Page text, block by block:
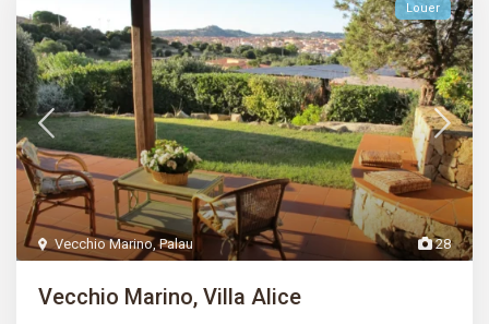
28
Vecchio Marino,Palau
Louer
Vecchio Marino, Villa Alice